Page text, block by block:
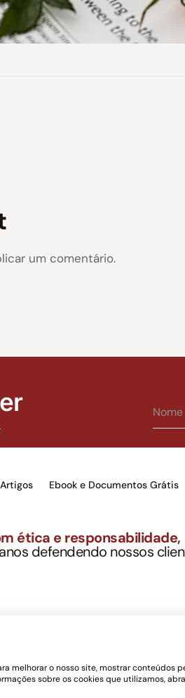
um comentário.
Artigos Ebook e Documentos Grátis
ética e responsabilidade,
defendendo nossos
Inc., Google LLC, tampouco oferece
acordo com a legislação vigente e
melhorar o nosso site, mostrar conteúdos
sobre os cookies que utilizamos,